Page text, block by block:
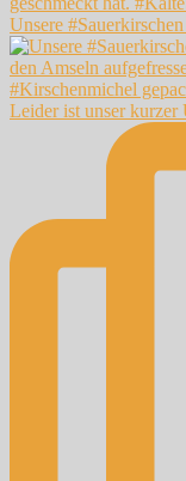
Unsere
Leider ist unser